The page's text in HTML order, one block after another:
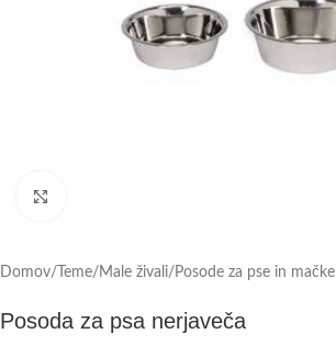
Domov/ Teme/ Male živali/ Posode za pse in mačke
Posoda za psa nerjaveča